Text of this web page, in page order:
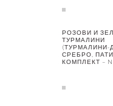
РОЗОВИ И
ТУРМАЛИНИ
(ТУРМАЛИНИ-
СРЕБРО,
КОМПЛЕКТ –